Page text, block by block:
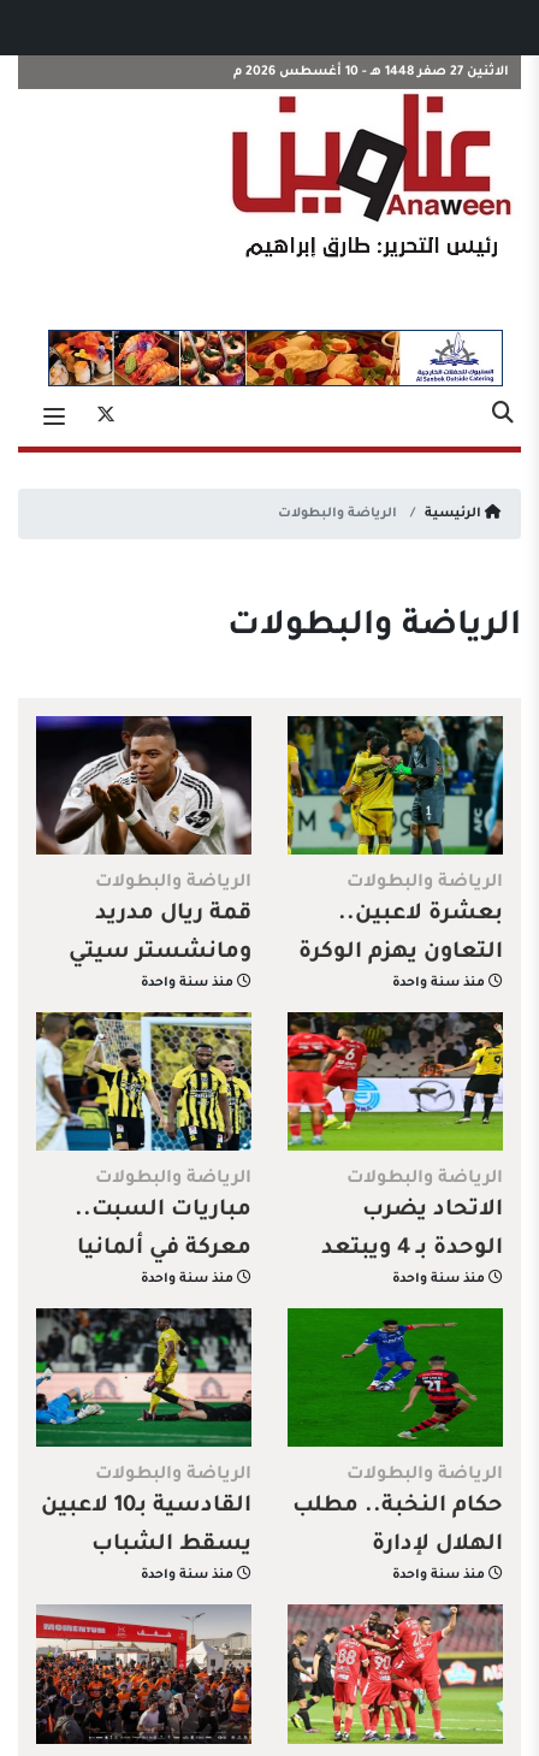
الاثنين 27 صفر 1448 هـ - 10 أغسطس 2026 م
الرئيسية الرياضة والبطولات
الرياضة والبطولات
الرياضة والبطولات
بعشرة لاعبين..
التعاون يهزم الوكرة
ويتأهل إلى ربع
نهائي أبطال آسيا 2
منذ سنة واحدة
الرياضة والبطولات
قمة ريال مدريد
ومانشستر سيتي
تتصدر مباريات
أبطال أوروبا
منذ سنة واحدة
الرياضة والبطولات
الاتحاد يضرب
الوحدة بـ 4 ويبتعد
عن الهلال بـ 4
منذ سنة واحدة
الرياضة والبطولات
مباريات السبت..
معركة في ألمانيا
وقمة في إنجلترا
وتأكيد صدارة في
روشن والليغا
منذ سنة واحدة
الرياضة والبطولات
حكام النخبة.. مطلب
الهلال لإدارة
مبارياته
منذ سنة واحدة
الرياضة والبطولات
القادسية بـ10 لاعبين
يسقط الشباب
ويقترب من
المتصدرين
منذ سنة واحدة